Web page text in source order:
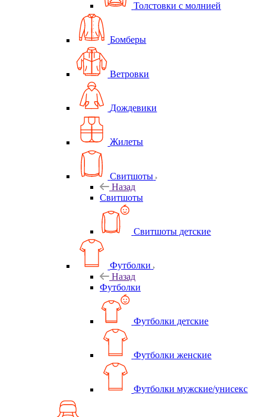
Толстовки с молнией
Бомберы
Ветровки
Дождевики
Жилеты
Свитшоты
Назад
Свитшоты
Свитшоты детские
Футболки
Назад
Футболки
Футболки детские
Футболки женские
Футболки мужские/унисекс